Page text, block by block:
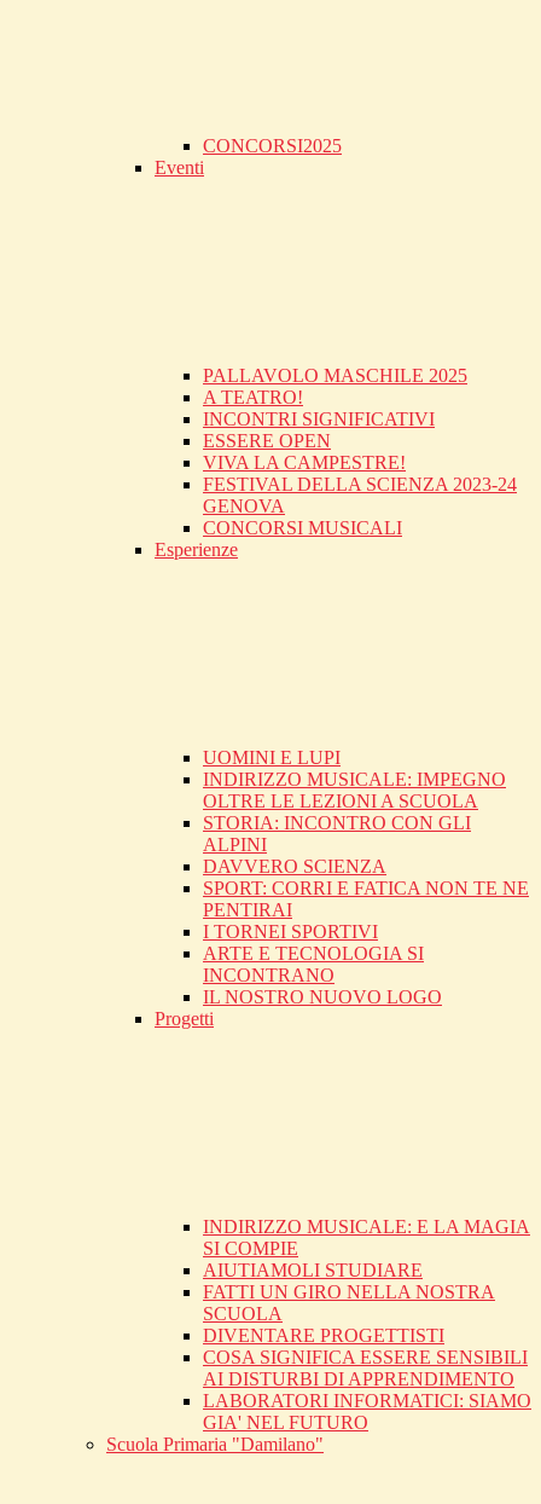
CONCORSI2025
Eventi
PALLAVOLO MASCHILE 2025
A TEATRO!
INCONTRI SIGNIFICATIVI
ESSERE OPEN
VIVA LA CAMPESTRE!
FESTIVAL DELLA SCIENZA 2023-24
GENOVA
CONCORSI MUSICALI
Esperienze
UOMINI E LUPI
INDIRIZZO MUSICALE: IMPEGNO
OLTRE LE LEZIONI A SCUOLA
STORIA: INCONTRO CON GLI
ALPINI
DAVVERO SCIENZA
SPORT: CORRI E FATICA NON TE NE
PENTIRAI
I TORNEI SPORTIVI
ARTE E TECNOLOGIA SI
INCONTRANO
IL NOSTRO NUOVO LOGO
Progetti
INDIRIZZO MUSICALE: E LA MAGIA
SI COMPIE
AIUTIAMOLI STUDIARE
FATTI UN GIRO NELLA NOSTRA
SCUOLA
DIVENTARE PROGETTISTI
COSA SIGNIFICA ESSERE SENSIBILI
AI DISTURBI DI APPRENDIMENTO
LABORATORI INFORMATICI: SIAMO
GIA' NEL FUTURO
Scuola Primaria "Damilano"